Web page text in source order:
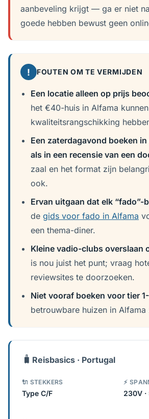
aanbeveling krijgt — ga er niet
goede hebben bewust geen
! FOUTEN OM TE VERMIJDEN
Een locatie alleen op prijs
het €40-huis in Alfama
kwaliteitsrangschikking
Een zaterdagavond boeken
als in een recensie van een
zaal en het format zijn
ook.
Ervan uitgaan dat elk
de gids voor fado in Alfama
een thema-diner.
Kleine vadio-clubs overslaan
is nou juist het punt; vraag
reviewsites te doorzoeken.
Niet vooraf boeken voor tier
betrouwbare huizen in
🧳 Reisbasics · Portugal
🔌 STEKKERS
Type C/F
⚡
230V ·